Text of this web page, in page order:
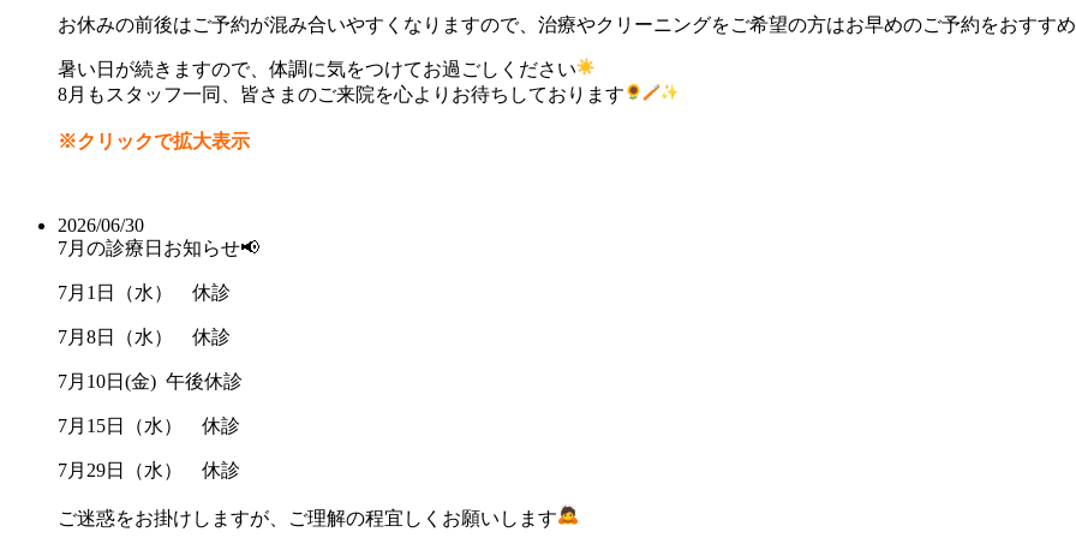
お休みの前後はご予約が混み合いやすくなりますので、 治療やクリーニングをご希望の方はお早めのご予約をおすす
暑い日が続きますので、体調に気をつけてお過ごしください
8月もスタッフ一同、 皆さまのご来院を心よりお待ちしております
※クリックで拡大表示
2026/06/30
7月の診療日お知らせ📢
7月1日（水） 休診
7月8日（水） 休診
7月10日(金) 午後休診
7月15日（水） 休診
7月29日（水） 休診
ご迷惑をお掛けしますが、ご理解の程宜しくお願いします